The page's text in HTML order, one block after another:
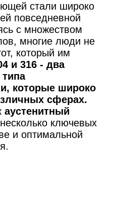
стали широко
повседневной
с множеством
многие люди не
который им
и 316 - два
которые широко
сферах.
аустенитный
ключевых
и оптимальной